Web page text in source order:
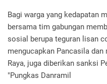
Bagi warga yang kedapatan
bersama tim gabungan
sosial berupa teguran lisan
mengucapkan Pancasila
Raya, juga diberikan sanksi
"Pungkas Danramil